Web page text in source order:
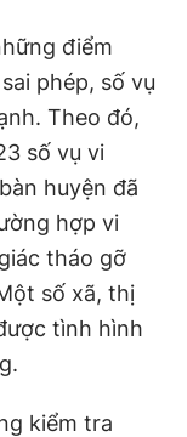
điểm
sai phép, số vụ
Theo đó,
số vụ vi
huyện đã
hợp vi
tháo gỡ
số xã, thị
tình hình
kiểm tra